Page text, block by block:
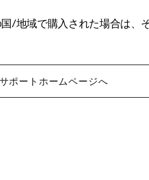
/地域で購入された場合は、
サポートホームページへ